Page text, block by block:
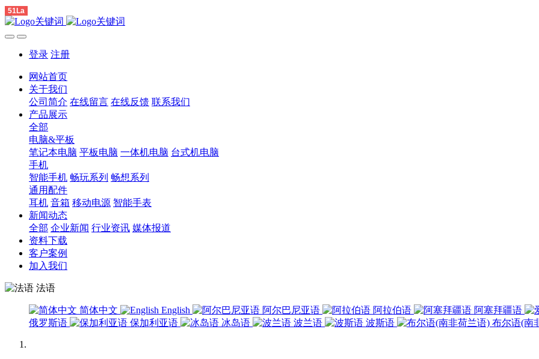
51La
登录 注册
网站首页
关于我们
公司简介 在线留言 在线反馈 联系我们
产品展示
全部
电脑&平板
笔记本电脑 平板电脑 一体机电脑 台式机电脑
手机
智能手机 畅玩系列 畅想系列
通用配件
耳机 音箱 移动电源 智能手表
新闻动态
全部 企业新闻 行业资讯 媒体报道
资料下载
客户案例
加入我们
法语
简体中文 English 阿尔巴尼亚语 阿拉伯语
阿塞拜疆语
俄罗斯语
保加利亚语 冰岛语 波兰语 波斯语 布尔语(南